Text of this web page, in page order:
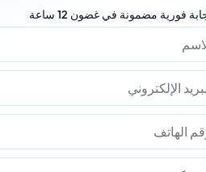
فورية مضمونة في غضون 12 ساعة